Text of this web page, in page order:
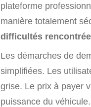
plateforme
manière totalement
difficultés
Les démarches de
simplifiées. Les
grise. Le prix à payer
puissance du